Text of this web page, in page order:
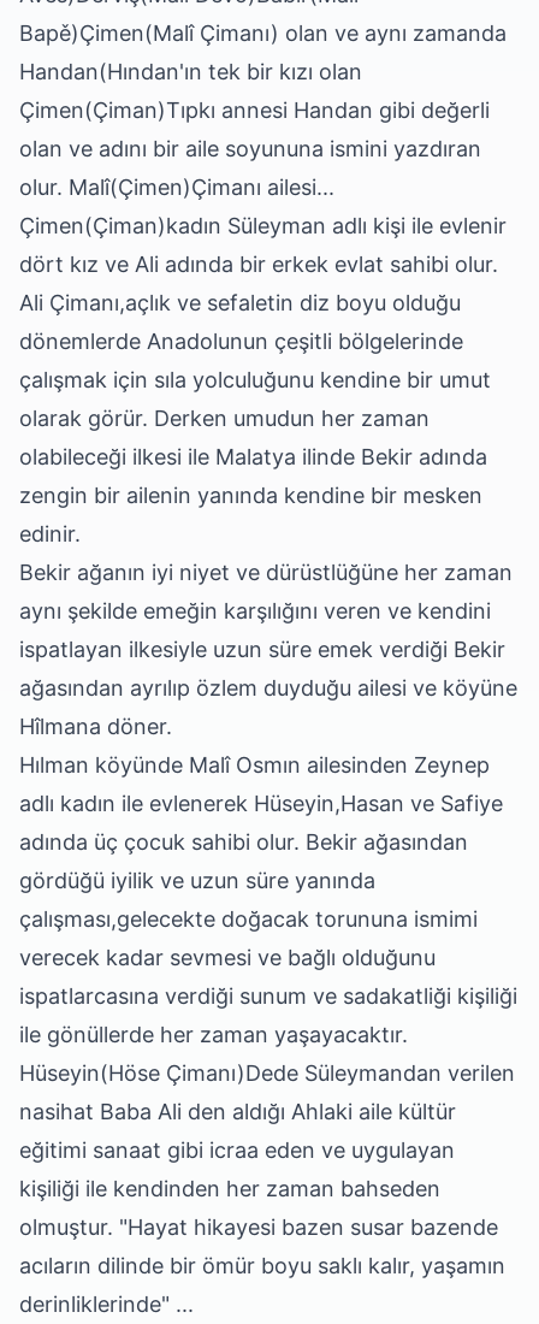
Bapě)Çimen(Malî Çimanı) olan ve aynı zamanda
Handan(Hından'ın tek bir kızı olan
Çimen(Çiman)Tıpkı annesi Handan gibi değerli
olan ve adını bir aile soyununa ismini yazdıran
olur. Malî(Çimen)Çimanı ailesi...
Çimen(Çiman)kadın Süleyman adlı kişi ile evlenir
dört kız ve Ali adında bir erkek evlat sahibi olur.
Ali Çimanı,açlık ve sefaletin diz boyu olduğu
dönemlerde Anadolunun çeşitli bölgelerinde
çalışmak için sıla yolculuğunu kendine bir umut
olarak görür. Derken umudun her zaman
olabileceği ilkesi ile Malatya ilinde Bekir adında
zengin bir ailenin yanında kendine bir mesken
edinir.
Bekir ağanın iyi niyet ve dürüstlüğüne her zaman
aynı şekilde emeğin karşılığını veren ve kendini
ispatlayan ilkesiyle uzun süre emek verdiği Bekir
ağasından ayrılıp özlem duyduğu ailesi ve köyüne
Hîlmana döner.
Hılman köyünde Malî Osmın ailesinden Zeynep
adlı kadın ile evlenerek Hüseyin,Hasan ve Safiye
adında üç çocuk sahibi olur. Bekir ağasından
gördüğü iyilik ve uzun süre yanında
çalışması,gelecekte doğacak torununa ismimi
verecek kadar sevmesi ve bağlı olduğunu
ispatlarcasına verdiği sunum ve sadakatliği kişiliği
ile gönüllerde her zaman yaşayacaktır.
Hüseyin(Höse Çimanı)Dede Süleymandan verilen
nasihat Baba Ali den aldığı Ahlaki aile kültür
eğitimi sanaat gibi icraa eden ve uygulayan
kişiliği ile kendinden her zaman bahseden
olmuştur. "Hayat hikayesi bazen susar bazende
acıların dilinde bir ömür boyu saklı kalır, yaşamın
derinliklerinde" ...